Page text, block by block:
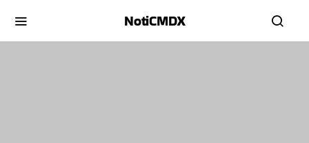
NotiCMDX